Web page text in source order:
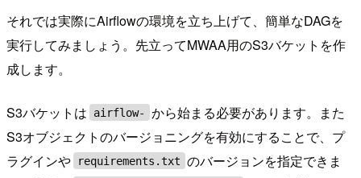
それでは実際にAirflowの環境を立ち上げて、簡単なDAGを
実行してみましょう。先立ってMWAA用のS3バケットを作
成します。
S3バケットは airflow-
から始まる必要があります。また
S3オブジェクトのバージョニングを有効にすることで、プ
ラグインや
requirements.txt のバージョンを指定できま